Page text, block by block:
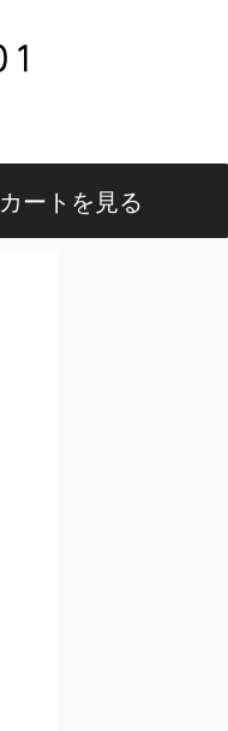
カートを見る